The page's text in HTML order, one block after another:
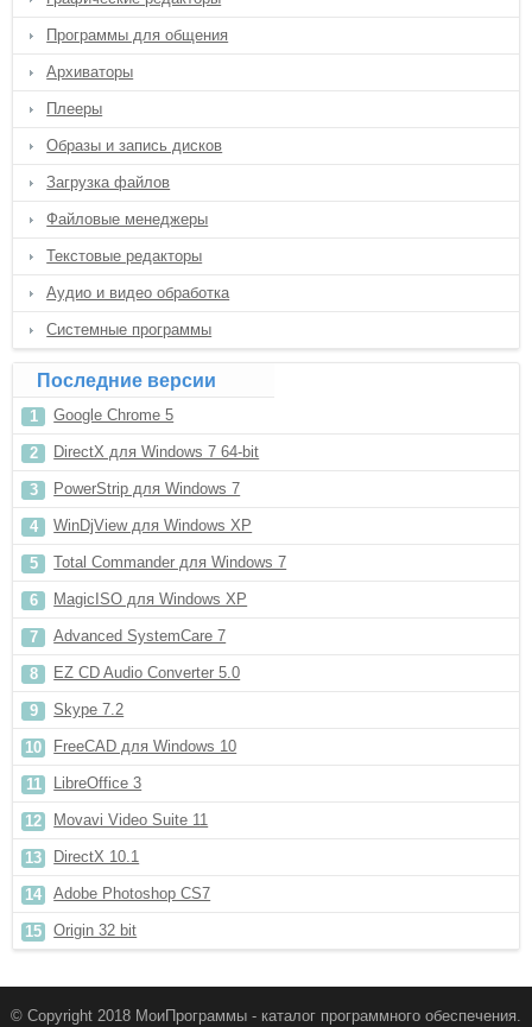
Программы для общения
Архиваторы
Плееры
Образы и запись дисков
Загрузка файлов
Файловые менеджеры
Текстовые редакторы
Аудио и видео обработка
Системные программы
Последние версии
Google Chrome 5
DirectX для Windows 7 64-bit
PowerStrip для Windows 7
WinDjView для Windows XP
Total Commander для Windows 7
MagicISO для Windows XP
Advanced SystemCare 7
EZ CD Audio Converter 5.0
Skype 7.2
FreeCAD для Windows 10
LibreOffice 3
Movavi Video Suite 11
DirectX 10.1
Adobe Photoshop CS7
Origin 32 bit
© Copyright 2018 МоиПрограммы - каталог программного обеспечения.